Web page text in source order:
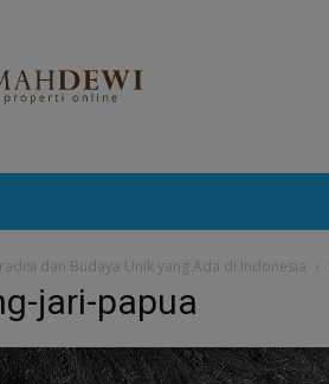
dan Budaya Unik yang Ada di Indonesia
jari-papua